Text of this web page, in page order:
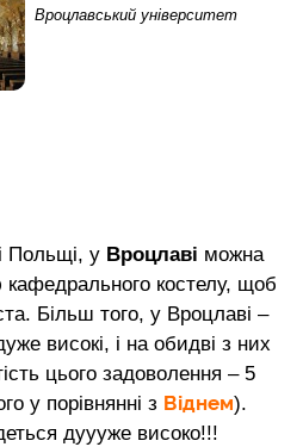
Вроцлавський університет
Польщі, у Вроцлаві можна
кафедрального костелу, щоб
Більш того, у Вроцлаві –
високі, і на обидві з них
цього задоволення – 5
у порівнянні з Віднем).
дуууже високо!!!